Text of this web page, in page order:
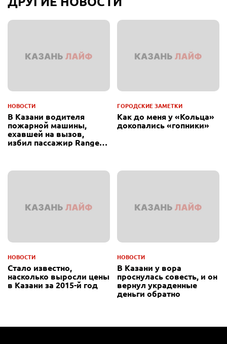
НОВОСТИ
В Казани водителя
пожарной машины,
ехавшей на вызов,
избил пассажир Range
ГОРОДСКИЕ ЗАМЕТКИ
Как до меня у «Кольца»
докопались «гопники»
НОВОСТИ
Стало известно,
насколько выросли цены
в Казани за 2015-й год
НОВОСТИ
В Казани у вора
проснулась совесть, и он
вернул украденные
деньги обратно